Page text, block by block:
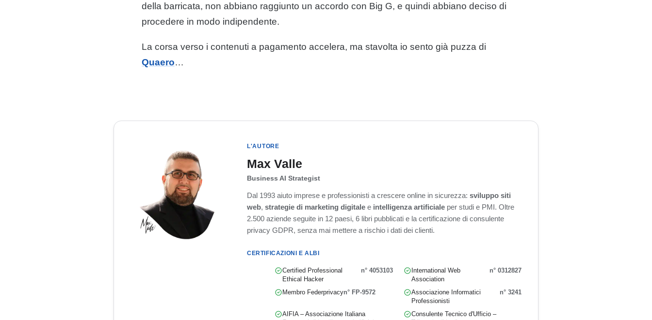
della barricata, non abbiano raggiunto un accordo con Big G, e quindi abbiano deciso di
procedere in modo indipendente.
La corsa verso i contenuti a pagamento accelera, ma stavolta io sento già puzza di
Quaero…
L'AUTORE
Max Valle
Business AI Strategist
Dal 1993 aiuto imprese e professionisti a crescere online in sicurezza: sviluppo siti
web, strategie di marketing digitale e intelligenza artificiale per studi e PMI. Oltre
2.500 aziende seguite in 12 paesi, 6 libri pubblicati e la certificazione di consulente
privacy GDPR, senza mai mettere a rischio i dati dei clienti.
CERTIFICAZIONI E ALBI
Certified Professional
Ethical Hacker
n° 4053103
International Web
Association
n° 0312827
Membro Federprivacyn° FP-9572
Associazione Informatici
Professionisti
n° 3241
AIFIA – Associazione Italiana
Consulente Tecnico d'Ufficio –